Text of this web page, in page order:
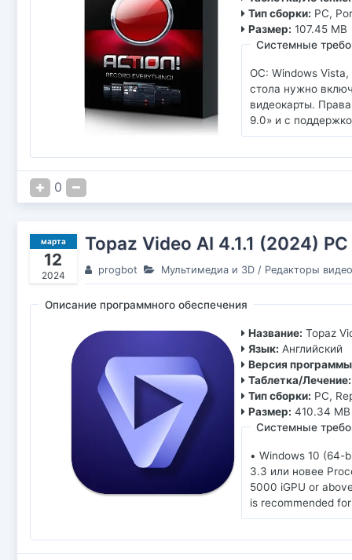
Тип сборки: PC,
Размер: 107.45 MB
Системные
ОС: Windows Vista,
стола нужно
видеокарты.
9.0» и с
0
марта
12
2024
Topaz Video AI 4.1.1 (2024)
progbot Мультимедиа и 3D/ Редакторы видео
Описание программного обеспечения
Название: Topaz
Язык: Английский
Версия
Таблетка/Лечение:
Тип сборки: PC,
Размер: 410.34 MB
Системные
• Windows 10 (64-
3.3 или новее
5000 iGPU or
is recommended